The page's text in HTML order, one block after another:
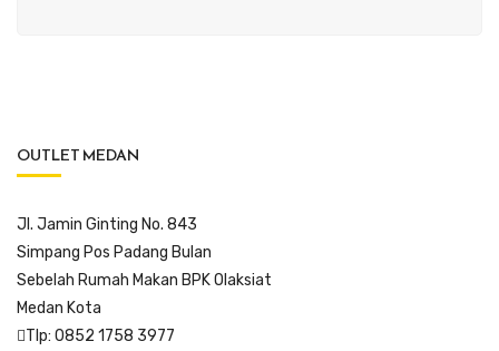
OUTLET MEDAN
Jl. Jamin Ginting No. 843
Simpang Pos Padang Bulan
Sebelah Rumah Makan BPK Olaksiat
Medan Kota
Tlp: 0852 1758 3977